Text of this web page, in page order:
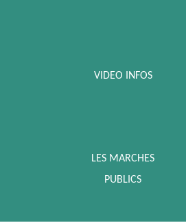
VIDEO INFOS
LES MARCHES
PUBLICS